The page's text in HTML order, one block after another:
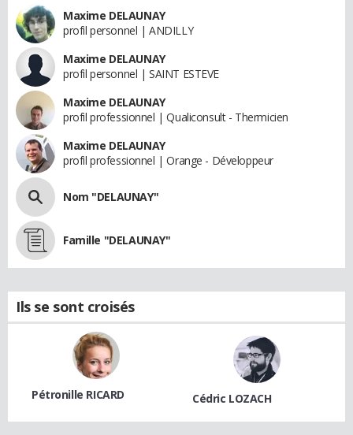
Maxime DELAUNAY
profil personnel | ANDILLY
Maxime DELAUNAY
profil personnel | SAINT ESTEVE
Maxime DELAUNAY
profil professionnel | Qualiconsult - Thermicien
Maxime DELAUNAY
profil professionnel | Orange - Développeur
Nom "DELAUNAY"
Famille "DELAUNAY"
Ils se sont croisés
Pétronille RICARD Cédric LOZACH